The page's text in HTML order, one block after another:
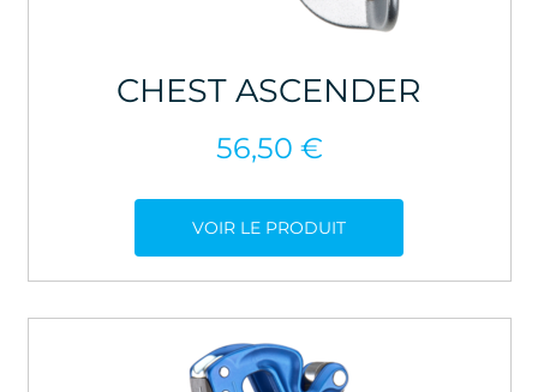
CHEST ASCENDER
56,50 €
VOIR LE PRODUIT